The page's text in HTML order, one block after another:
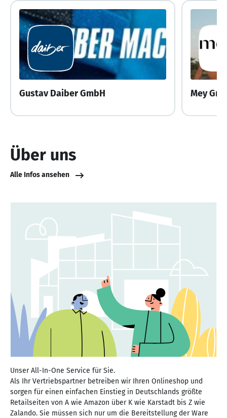
Gustav Daiber GmbH Mey
Über uns
Alle Infos ansehen
Unser All-In-One Service für Sie.
Als Ihr Vertriebspartner betreiben wir Ihren Onlineshop und
sorgen für einen einfachen Einstieg in Deutschlands größte
Retailseiten von A wie Amazon über K wie Karstadt bis Z wie
Zalando. Sie müssen sich nur um die Bereitstellung der Ware